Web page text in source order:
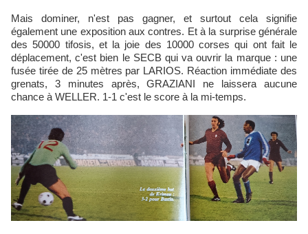
Mais dominer, n'est pas gagner, et surtout cela signifie
également une exposition aux contres. Et à la surprise générale
des 50000 tifosis, et la joie des 10000 corses qui ont fait le
déplacement, c'est bien le SECB qui va ouvrir la marque : une
fusée tirée de 25 mètres par LARIOS. Réaction immédiate des
grenats, 3 minutes après, GRAZIANI ne laissera aucune
chance à WELLER. 1-1 c'est le score à la mi-temps.